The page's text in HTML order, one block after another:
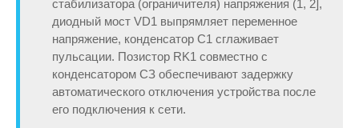
стабилизатора (ограничителя) напряжения (1, 2],
диодный мост VD1 выпрямляет переменное
напряжение, конденсатор С1 сглаживает
пульсации. Позистор RK1 совместно с
конденсатором СЗ обеспечивают задержку
автоматического отключения устройства после
его подключения к сети.